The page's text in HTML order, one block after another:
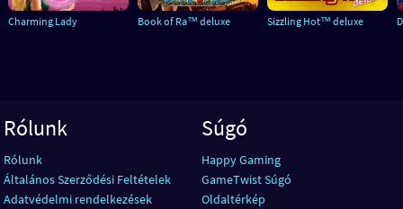
Charming Lady Book of Ra™ deluxe Sizzling Hot™ deluxe
Rólunk
Rólunk
Általános Szerződési Feltételek
Adatvédelmi rendelkezések
Súgó
Happy Gaming
GameTwist Súgó
Oldaltérkép